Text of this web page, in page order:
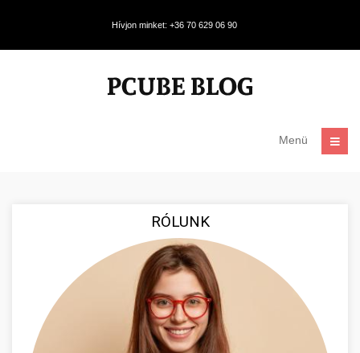
Hívjon minket: +36 70 629 06 90
Menü
RÓLUNK